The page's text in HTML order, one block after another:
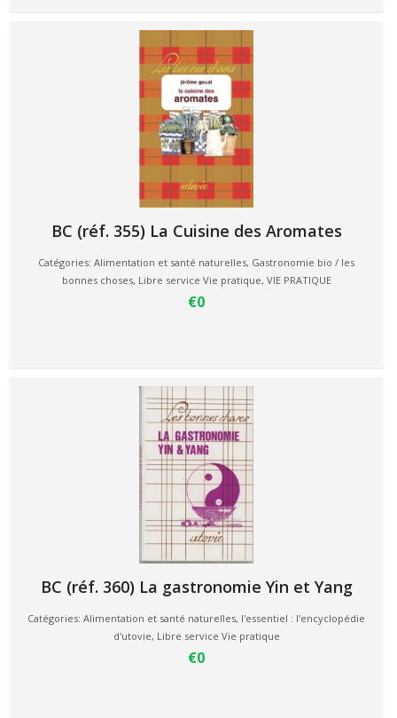
BC (réf. 355) La Cuisine des Aromates
Catégories: Alimentation et santé naturelles, Gastronomie bio / les
bonnes choses, Libre service Vie pratique, VIE PRATIQUE
€0
BC (réf. 360) La gastronomie Yin et Yang
Catégories: Alimentation et santé naturelles, l'essentiel : l'encyclopédie
d'utovie, Libre service Vie pratique
€0